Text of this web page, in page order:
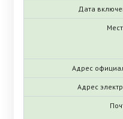
Дата
Адрес
Адрес